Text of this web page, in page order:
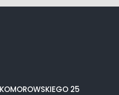
25